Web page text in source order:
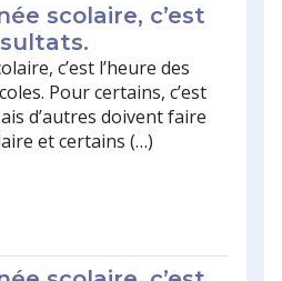
scolaire, c’est
c’est l’heure des
Pour certains, c’est
d’autres doivent faire
et certains (…)